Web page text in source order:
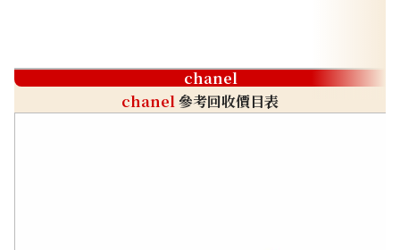
chanel
chanel參考回收價目表